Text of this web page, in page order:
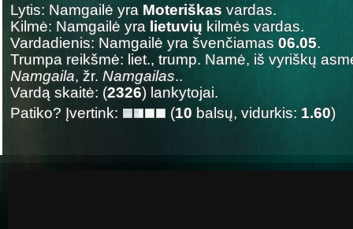
Lytis: Namgailė yra Moteriškas vardas.
Kilmė: Namgailė yra lietuvių kilmės vardas.
Vardadienis: Namgailė yra švenčiamas 06.05.
Trumpa reikšmė: liet., trump. Namė, iš vyriškų
Namgaila, žr. Namgailas..
Vardą skaitė: (2326) lankytojai.
Patiko? Įvertink:
(10 balsų, vidurkis: 1.60)